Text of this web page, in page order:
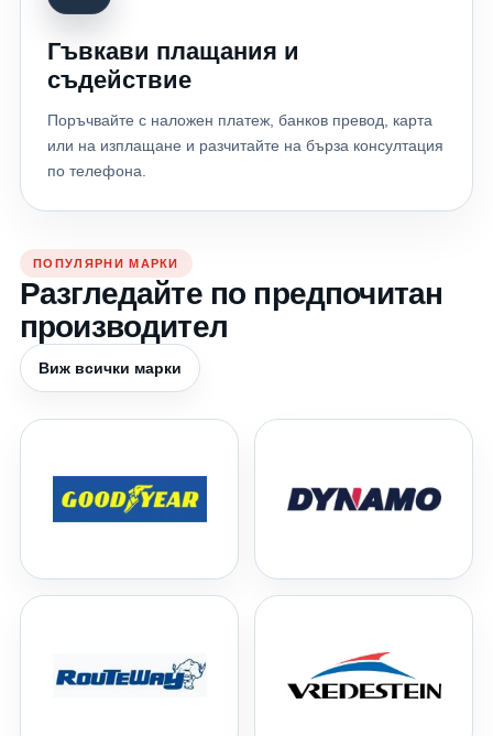
Гъвкави плащания и
съдействие
Поръчвайте с наложен платеж, банков превод, карта
или на изплащане и разчитайте на бърза консултация
по телефона.
ПОПУЛЯРНИ МАРКИ
Разгледайте по предпочитан
производител
Виж всички марки